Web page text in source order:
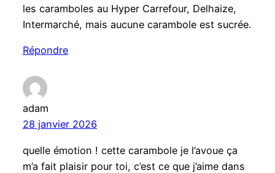
les caramboles au Hyper Carrefour, Delhaize,
Intermarché, mais aucune carambole est sucrée.
Répondre
adam
28 janvier 2026
quelle émotion ! cette carambole je l’avoue ça
m’a fait plaisir pour toi, c’est ce que j’aime dans